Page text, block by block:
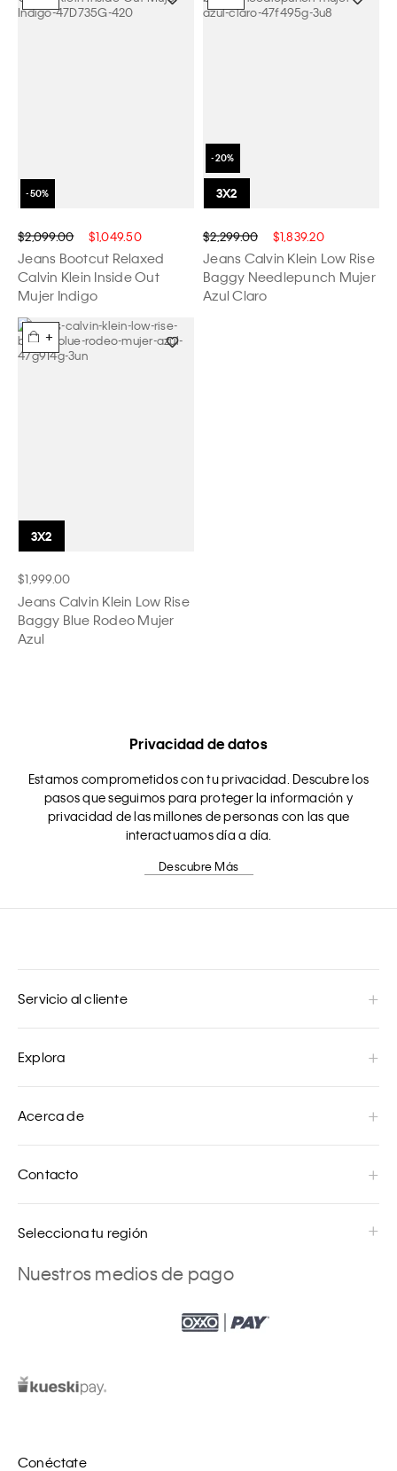
$2,099.00 $1,049.50
Jeans Bootcut Relaxed
Calvin Klein Inside Out
Mujer Indigo
$2,299.00 $1,839.20
Jeans Calvin Klein Low Rise
Baggy Needlepunch Mujer
Azul Claro
+
$1,999.00
Jeans Calvin Klein Low Rise
Baggy Blue Rodeo Mujer
Azul
Privacidad de datos
Estamos comprometidos con tu privacidad. Descubre los
pasos que seguimos para proteger la información y
privacidad de las millones de personas con las que
interactuamos día a día.
Descubre Más
Servicio al cliente
Explora
Acerca de
Contacto
Selecciona tu región
Nuestros medios de pago
Conéctate